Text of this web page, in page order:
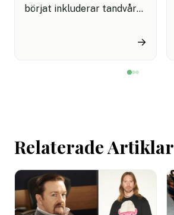
börjat inkluderar tandvård i
→
Relaterade Artiklar